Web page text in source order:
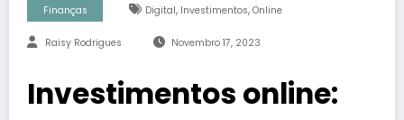
Finanças Digital, Investimentos, Online
Raisy Rodrigues Novembro 17, 2023
Investimentos online: